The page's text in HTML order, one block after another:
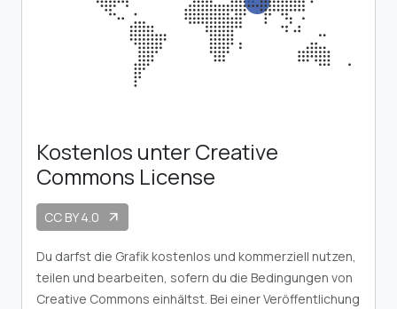
Kostenlos unter Creative
Commons License
CC BY 4.0 arrow_outward
Du darfst die Grafik kostenlos und kommerziell nutzen,
teilen und bearbeiten, sofern du die Bedingungen von
Creative Commons einhältst. Bei einer Veröffentlichung